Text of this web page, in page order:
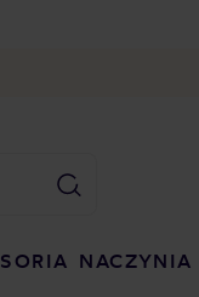
NACZYNIA